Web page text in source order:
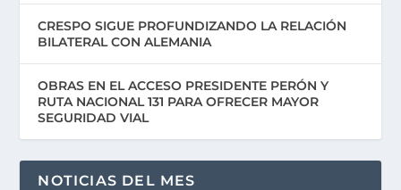
CRESPO SIGUE PROFUNDIZANDO LA RELACIÓN
BILATERAL CON ALEMANIA
OBRAS EN EL ACCESO PRESIDENTE PERÓN Y
RUTA NACIONAL 131 PARA OFRECER MAYOR
SEGURIDAD VIAL
NOTICIAS DEL MES